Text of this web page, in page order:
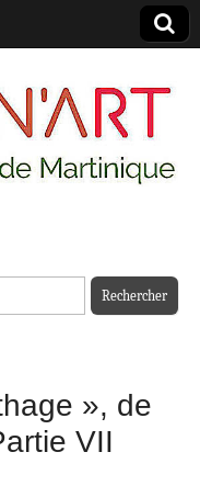
», de
VII